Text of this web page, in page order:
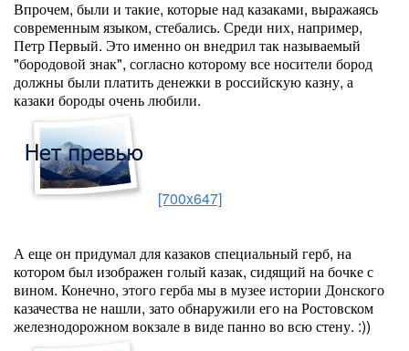
Впрочем, были и такие, которые над казаками, выражаясь
современным языком, стебались. Среди них, например,
Петр Первый. Это именно он внедрил так называемый
"бородовой знак", согласно которому все носители бород
должны были платить денежки в российскую казну, а
казаки бороды очень любили.
[700x647]
А еще он придумал для казаков специальный герб, на
котором был изображен голый казак, сидящий на бочке с
вином. Конечно, этого герба мы в музее истории Донского
казачества не нашли, зато обнаружили его на Ростовском
железнодорожном вокзале в виде панно во всю стену. :))